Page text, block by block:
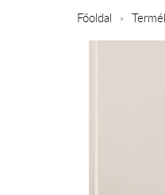
Főoldal